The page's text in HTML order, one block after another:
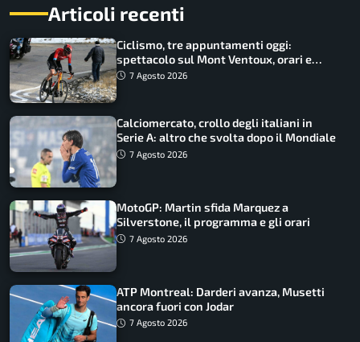
Articoli recenti
Ciclismo, tre appuntamenti oggi:
spettacolo sul Mont Ventoux, orari e
come vederli
7 Agosto 2026
Calciomercato, crollo degli italiani in
Serie A: altro che svolta dopo il Mondiale
7 Agosto 2026
MotoGP: Martin sfida Marquez a
Silverstone, il programma e gli orari
7 Agosto 2026
ATP Montreal: Darderi avanza, Musetti
ancora fuori con Jodar
7 Agosto 2026